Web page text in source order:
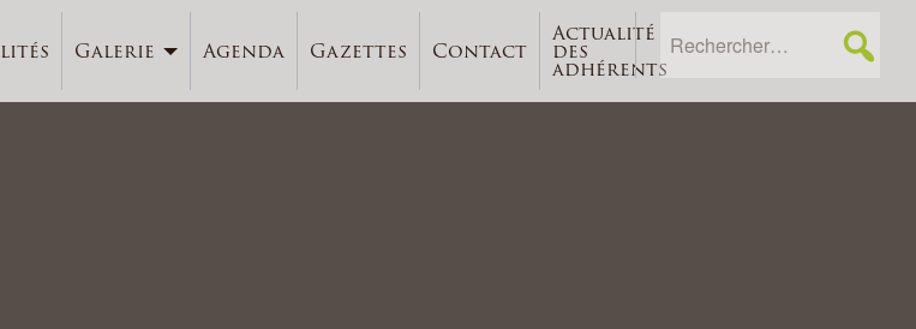
Galerie Agenda Gazettes Contact
Actualité
des
adhérents